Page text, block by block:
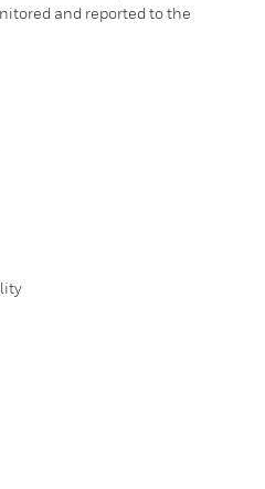
and reported to the